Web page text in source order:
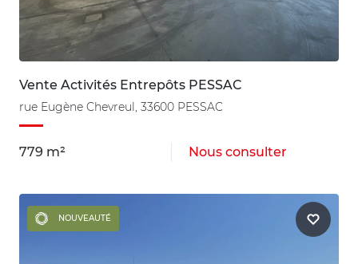
Vente Activités Entrepôts PESSAC
rue Eugène Chevreul, 33600 PESSAC
779 m² Nous consulter
NOUVEAUTÉ